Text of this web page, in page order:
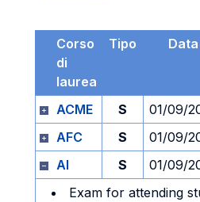
Corso
di
laurea
Tipo Data
ACME S 01/09/
AFC
S 01/09/
AI
S 01/09/
Exam for attending